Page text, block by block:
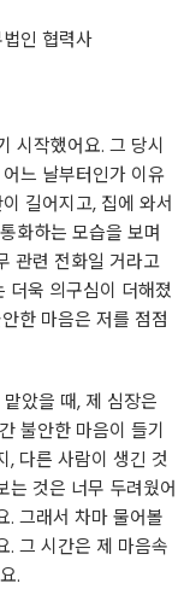
인 협력사
시작했어요. 그 당시
느 날부터인가 이유
길어지고, 집에 와서
화하는 모습을 보며
관련 전화일 거라고
더욱 의구심이 더해졌
한 마음은 저를 점점
았을 때, 제 심장은
불안한 마음이 들기
, 다른 사람이 생긴 것
는 것은 너무 두려웠어
. 그래서 차마 물어볼
. 그 시간은 제 마음속
.